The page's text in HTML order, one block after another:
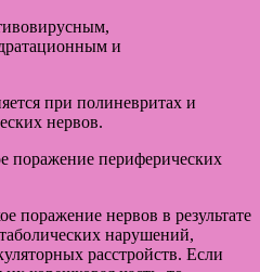
и
при полиневритах и
нервов.
поражение периферических
поражение нервов в результате
нарушений,
расстройств. Если